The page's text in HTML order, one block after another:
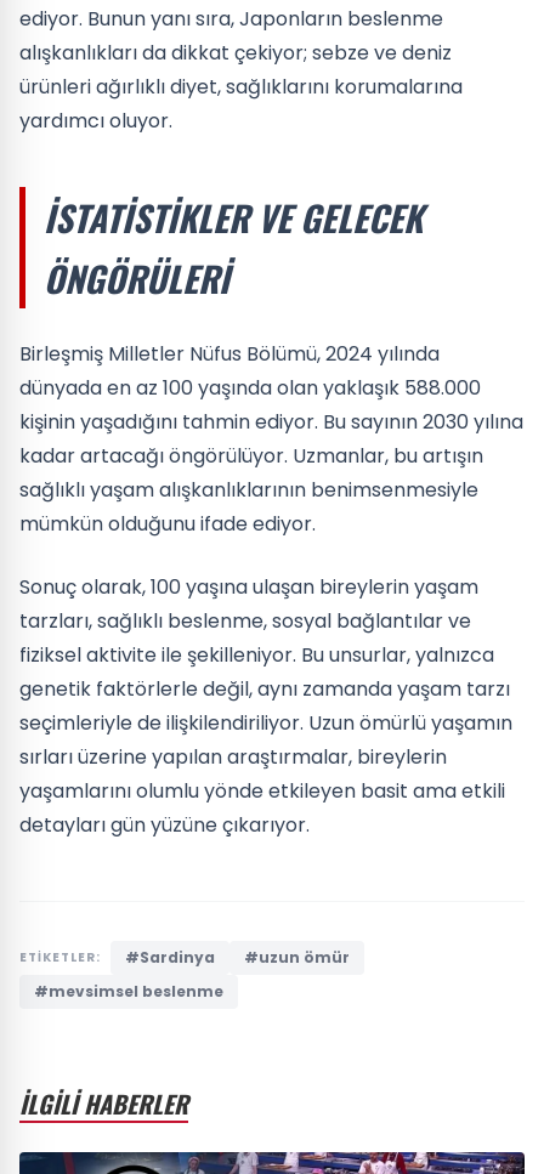
ediyor. Bunun yanı sıra, Japonların beslenme
alışkanlıkları da dikkat çekiyor; sebze ve deniz
ürünleri ağırlıklı diyet, sağlıklarını korumalarına
yardımcı oluyor.
İSTATISTIKLER VE GELECEK
ÖNGÖRÜLERI
Birleşmiş Milletler Nüfus Bölümü, 2024 yılında
dünyada en az 100 yaşında olan yaklaşık 588.000
kişinin yaşadığını tahmin ediyor. Bu sayının 2030 yılına
kadar artacağı öngörülüyor. Uzmanlar, bu artışın
sağlıklı yaşam alışkanlıklarının benimsenmesiyle
mümkün olduğunu ifade ediyor.
Sonuç olarak, 100 yaşına ulaşan bireylerin yaşam
tarzları, sağlıklı beslenme, sosyal bağlantılar ve
fiziksel aktivite ile şekilleniyor. Bu unsurlar, yalnızca
genetik faktörlerle değil, aynı zamanda yaşam tarzı
seçimleriyle de ilişkilendiriliyor. Uzun ömürlü yaşamın
sırları üzerine yapılan araştırmalar, bireylerin
yaşamlarını olumlu yönde etkileyen basit ama etkili
detayları gün yüzüne çıkarıyor.
ETİKETLER: #Sardinya
#uzun ömür
#mevsimsel beslenme
İLGİLİ HABERLER